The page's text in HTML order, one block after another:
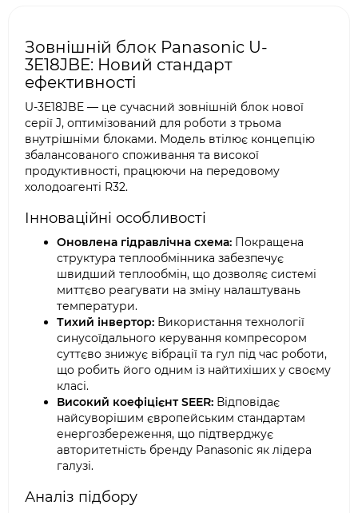
Зовнішній блок Panasonic U-
3E18JBE: Новий стандарт
ефективності
U-3E18JBE — це сучасний зовнішній блок нової
серії J, оптимізований для роботи з трьома
внутрішніми блоками. Модель втілює концепцію
збалансованого споживання та високої
продуктивності, працюючи на передовому
холодоагенті R32.
Інноваційні особливості
Оновлена гідравлічна схема: Покращена
структура теплообмінника забезпечує
швидший теплообмін, що дозволяє системі
миттєво реагувати на зміну налаштувань
температури.
Тихий інвертор: Використання технології
синусоїдального керування компресором
суттєво знижує вібрації та гул під час роботи,
що робить його одним із найтихіших у своєму
класі.
Високий коефіцієнт SEER: Відповідає
найсуворішим європейським стандартам
енергозбереження, що підтверджує
авторитетність бренду Panasonic як лідера
галузі.
Аналіз підбору